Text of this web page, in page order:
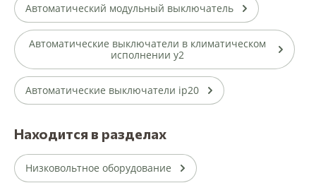
Автоматический модульный выключатель
Автоматические выключатели в климатическом
исполнении у2
Автоматические выключатели ip20
Находится в разделах
Низковольтное оборудование